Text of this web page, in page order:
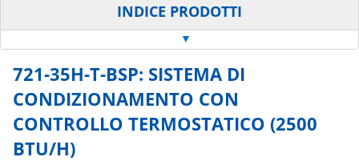
INDICE PRODOTTI
Tubi raffreddatori
Condizionatori per quadri elettrici A/C, A/C classe 1, div 2 e
721-35H-T-BSP: SISTEMA DI
CONDIZIONAMENTO CON
CONTROLLO TERMOSTATICO (2500
BTU/H)